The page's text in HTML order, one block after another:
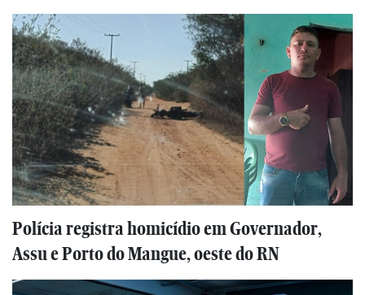
Polícia registra homicídio em Governador,
Assu e Porto do Mangue, oeste do RN